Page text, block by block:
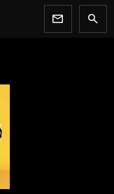
newsletter search